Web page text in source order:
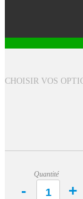
CHOISIR VOS
Quantité